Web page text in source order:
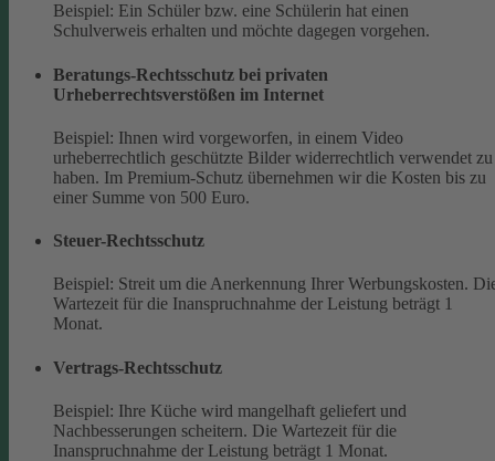
Beispiel: Ein Schüler bzw. eine Schülerin hat einen
Schulverweis erhalten und möchte dagegen vorgehen.
Beratungs-Rechtsschutz bei privaten
Urheberrechtsverstößen im Internet
Beispiel: Ihnen wird vorgeworfen, in einem Video
urheberrechtlich geschützte Bilder widerrechtlich verwendet zu
haben. Im Premium-Schutz übernehmen wir die Kosten bis zu
einer Summe von 500 Euro.
Steuer-Rechtsschutz
Beispiel: Streit um die Anerkennung Ihrer Werbungskosten.
Wartezeit für die Inanspruchnahme der Leistung beträgt 1
Monat.
Vertrags-Rechtsschutz
Beispiel: Ihre Küche wird mangelhaft geliefert und
Nachbesserungen scheitern. Die Wartezeit für die
Inanspruchnahme der Leistung beträgt 1 Monat.